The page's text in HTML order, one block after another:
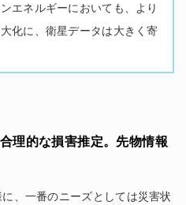
エネルギーにおいても、より
化に、衛星データは大きく寄
理的な損害推定。先物情報
、一番のニーズとしては災害状